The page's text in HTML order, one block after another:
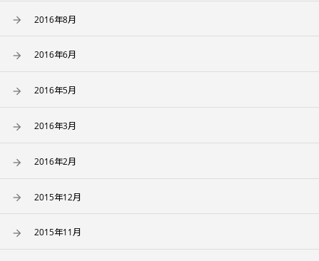
2016年8月
2016年6月
2016年5月
2016年3月
2016年2月
2015年12月
2015年11月